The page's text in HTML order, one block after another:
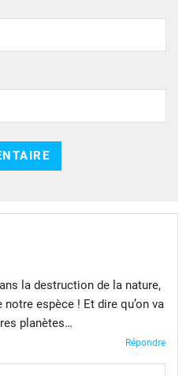
la destruction de la nature,
espèce ! Et dire qu’on va
planètes…
Répondre